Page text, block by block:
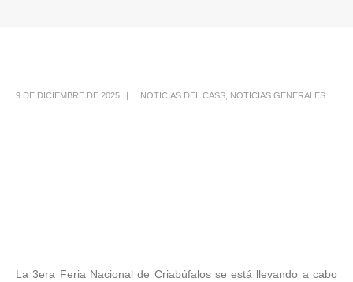
9 DE DICIEMBRE DE 2025 NOTICIAS DEL CASS NOTICIAS GENERALES
La 3era Feria Nacional de Criabúfalos se está llevando a cabo